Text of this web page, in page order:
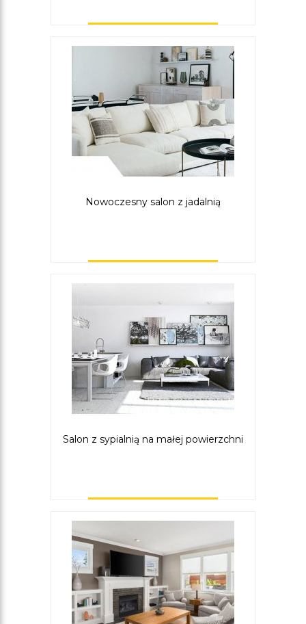
Nowoczesny salon z jadalnią
Salon z sypialnią na małej powierzchni